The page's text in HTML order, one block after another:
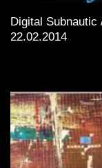
Digital Subnautic
22.02.2014